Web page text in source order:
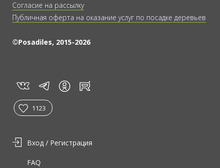
Согласие на рассылку
Публичная оферта на оказание услуг по посадке деревьев
©Posadiles, 2015-2026
vk tg in rt
1123
Вход / Регистрация
FAQ